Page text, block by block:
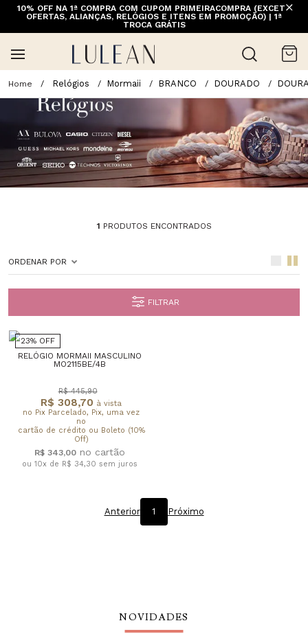
10% OFF NA 1ª COMPRA COM CUPOM PRIMEIRACOMPRA (EXCETO
OFERTAS, ALIANÇAS, RELÓGIOS E ITENS EM PROMOÇÃO) | 1ª
TROCA GRÁTIS
Relógios Mormaii BRANCO DOURADO
1 PRODUTOS ENCONTRADOS
ORDENAR POR
FILTRAR
23% OFF
RELÓGIO MORMAII MASCULINO
MO2115BE/4B
R$ 308,70 à vista
no Pix Parcelado, Pix, uma vez
no
cartão de crédito ou Boleto (10%
Off)
R$ 445,90
R$ 343,00
ou 10x de R$ 34,30 sem juros
Anterior 1 Próximo
NOVIDADES